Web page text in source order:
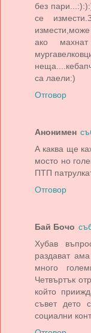
без
се
ако
са лаели:)
Отговор
Анонимен
А каква ще
мосто но
ПТП
Отговор
Бай Бочо
Хубав
раздават
много
Четвъртък
който
съвет дето
социални